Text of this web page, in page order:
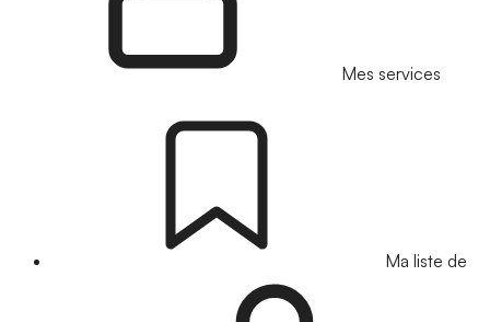
Mes services
Ma liste de